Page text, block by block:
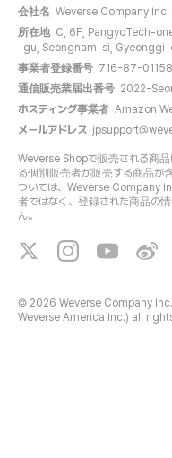
会社名 Weverse Company Inc.
所在地 C, 6F, PangyoTech-
-gu, Seongnam-si, Gyeonggi-
事業者登録番号 716-87-01158
通信販売業届出番号 2022-
ホスティング事業者 Amazon
メールアドレス
Weverse Shopで販売される商
る個別販売者が販売する商品が
ついては、Weverse Company
者ではなく、登録された商品の
ん。
© 2026 Weverse Company
Weverse America Inc.) all